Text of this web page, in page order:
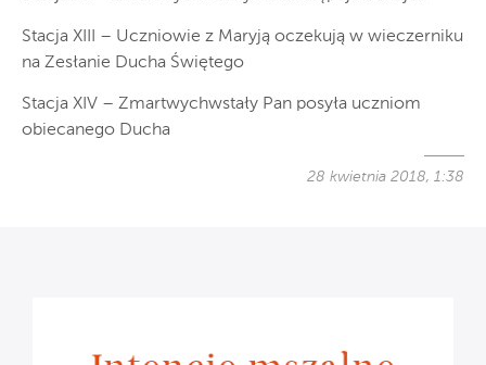
Stacja XIII – Uczniowie z Maryją oczekują w wieczerniku
na Zesłanie Ducha Świętego
Stacja XIV – Zmartwychwstały Pan posyła uczniom
obiecanego Ducha
28 kwietnia 2018, 1:38